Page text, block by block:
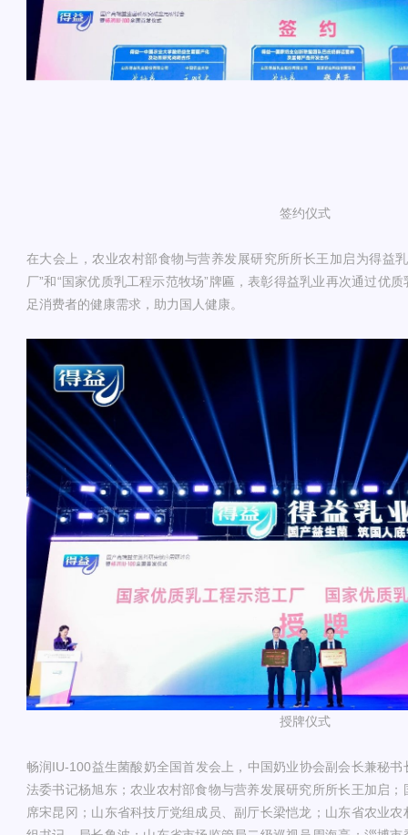
签约仪式
在大会上，农业农村部食物与营养发展研究所所长王加启为得益
厂”和“国家优质乳工程示范牧场”牌匾，表彰得益乳业再次通过优
足消费者的健康需求，助力国人健康。
授牌仪式
畅润IU-100益生菌酸奶全国首发会上，中国奶业协会副会长兼秘
法委书记杨旭东；农业农村部食物与营养发展研究所所长王加启
席宋昆冈；山东省科技厅党组成员、副厅长梁恺龙；山东省农业